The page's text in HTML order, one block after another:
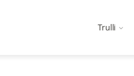
Trulli